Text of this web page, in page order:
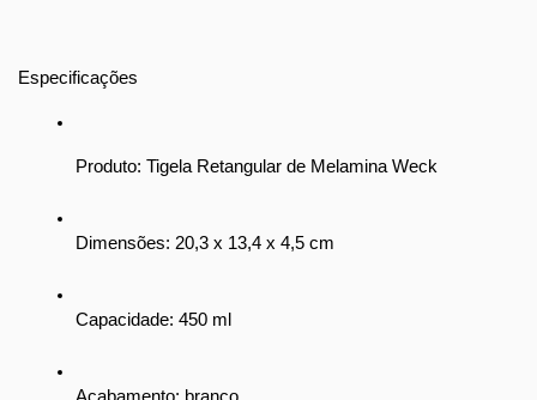
Especificações
Produto: Tigela Retangular de Melamina Weck
Dimensões: 20,3 x 13,4 x 4,5 cm
Capacidade: 450 ml